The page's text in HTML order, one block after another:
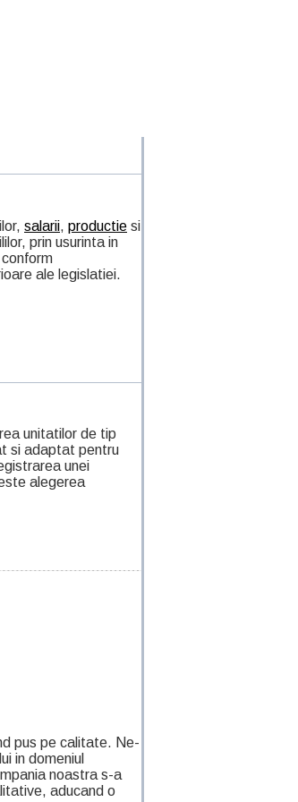
salarii, productie si
prin usurinta in
ale legislatiei.
unitatilor de tip
si adaptat pentru
unei
alegerea
pus pe calitate. Ne-
in domeniul
noastra s-a
aducand o